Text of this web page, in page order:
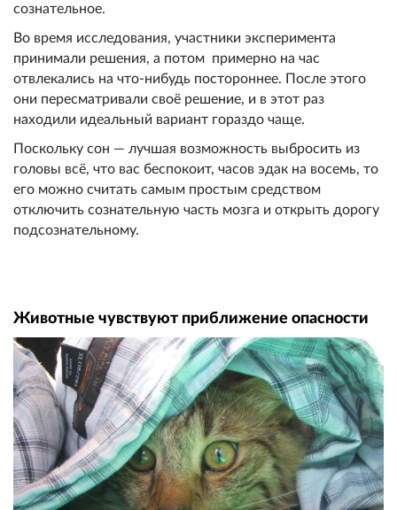
сознательное.
Во время исследования, участники эксперимента
принимали решения, а потом примерно на час
отвлекались на что-нибудь постороннее. После этого
они пересматривали своё решение, и в этот раз
находили идеальный вариант гораздо чаще.
Поскольку сон — лучшая возможность выбросить из
головы всё, что вас беспокоит, часов эдак на восемь, то
его можно считать самым простым средством
отключить сознательную часть мозга и открыть дорогу
подсознательному.
Животные чувствуют приближение опасности